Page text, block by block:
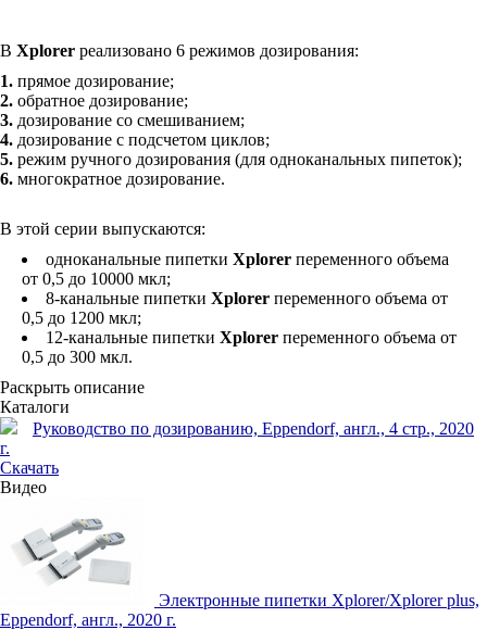
В Xplorer реализовано 6 режимов дозирования:
1. прямое дозирование;
2. обратное дозирование;
3. дозирование со смешиванием;
4. дозирование с подсчетом циклов;
5. режим ручного дозирования (для одноканальных пипеток);
6. многократное дозирование.
В этой серии выпускаются:
одноканальные пипетки Xplorer переменного объема
от 0,5 до 10000 мкл;
8-канальные пипетки Xplorer переменного объема от
0,5 до 1200 мкл;
12-канальные пипетки Xplorer переменного объема от
0,5 до 300 мкл.
Раскрыть описание
Каталоги
Руководство по дозированию, Eppendorf, англ., 4 стр., 2020
г.
Скачать
Видео
Электронные пипетки Xplorer/Xplorer plus,
Eppendorf, англ., 2020 г.